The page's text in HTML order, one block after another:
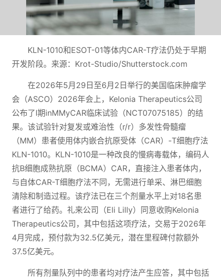
KLN-1010和ESOT-01等体内CAR-T疗法仍处于早期
开发阶段。来源：Krot-Studio/Shutterstock.com
在2026年5月29日至6月2日举行的美国临床肿瘤学
会（ASCO）2026年会上，Kelonia Therapeutics公司
公布了I期inMMyCAR临床试验（NCT07075185）的结
果。该试验针对复发或难治性（r/r）多发性骨髓瘤
（MM）患者使用体内嵌合抗原受体（CAR）-T细胞疗法
KLN-1010。KLN-1010是一种改良的慢病毒载体，编码人
抗B细胞成熟抗原（BCMA）CAR，直接注入患者体内，
与自体CAR-T细胞疗法不同，无需进行单采、淋巴细胞
清除和制造过程。该疗法已在三个剂量水平上对18名患
者进行了给药。礼来公司（Eli Lilly）同意收购Kelonia
Therapeutics公司，其中包括这项疗法，交易于2026年
4月完成，预付款为32.5亿美元，潜在里程碑付款额外
37.5亿美元。
所有剂量队列中的患者均对疗法产生应答，其中包括